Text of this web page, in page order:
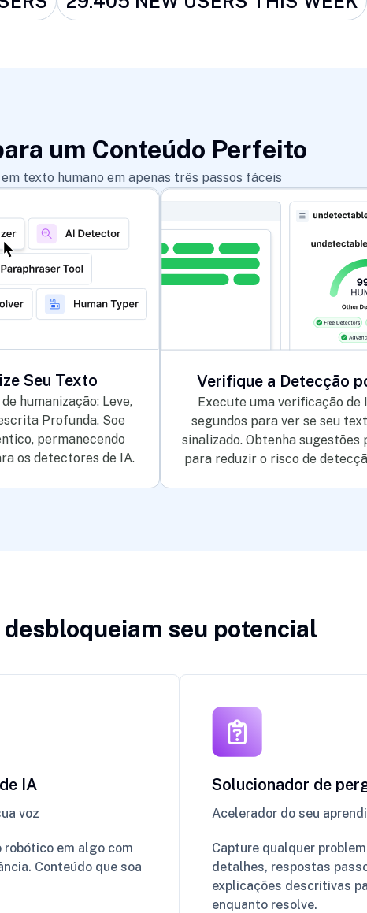
um Conteúdo Perfeito
texto humano em apenas três passos fáceis
Seu Texto
humanização: Leve,
Profunda. Soe
permanecendo
os detectores de IA.
Verifique a Detecção
Execute uma verificação de
segundos para ver se seu
sinalizado. Obtenha sugestões
para reduzir o risco de
seu potencial
IA
voz
em algo com
Conteúdo que soa
Solucionador de
Acelerador do seu
Capture qualquer
detalhes, respostas
explicações descritivas
enquanto resolve.